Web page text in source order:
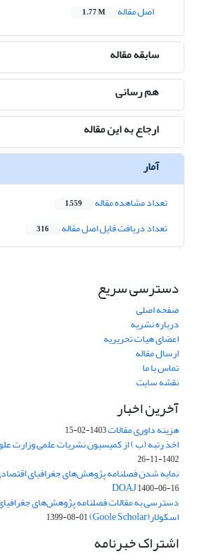
اصل مقاله
1.77 M
سابقه مقاله
هم رسانی
ارجاع به این مقاله
آمار
تعداد مشاهده مقاله 1,559
تعداد دریافت فایل اصل مقاله 316
دسترسی سریع
صفحه اصلی
درباره نشریه
اعضای هیات تحریریه
ارسال مقاله
تماس با ما
نقشه سایت
آخرین اخبار
هزینه داوری مقالات1403-02-15
اخذ رتبه (ب ) از کمیسیون نشریات علمی وزارت
1402-11-26
نمایه شدن فصلنامه پژوهش‌های جغرافیای اقتصادی
DOAJ1400-06-16
دسترسی به مقالات فصلنامه پژوهش‌های
اسکولار(Goole Scholar) 1399-08-01
اشتراک خبرنامه